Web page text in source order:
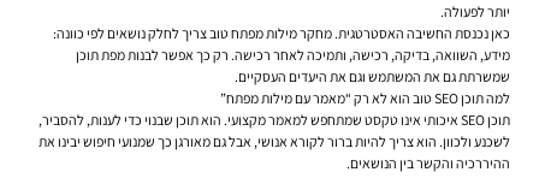
יותר לפעולה.
כאן נכנסת החשיבה האסטרטגית. מחקר מילות מפתח טוב צריך לחלק נושאים לפי כוונה:
מידע, השוואה, בדיקה, רכישה, ותמיכה לאחר רכישה. רק כך אפשר לבנות מפת תוכן
שמשרתת גם את המשתמש וגם את היעדים העסקיים.
למה תוכן SEO טוב הוא לא רק “מאמר עם מילות מפתח”
תוכן SEO איכותי אינו טקסט שמתחפש למאמר מקצועי. הוא תוכן שבנוי כדי לענות, להסביר,
לשכנע ולכוון. הוא צריך להיות ברור לקורא אנושי, אבל גם מאורגן כך שמנועי חיפוש יבינו את
ההיררכיה והקשר בין הנושאים.